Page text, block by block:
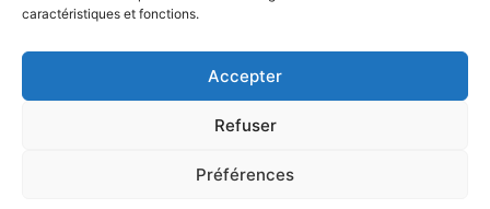
caractéristiques et fonctions.
Accepter
Refuser
Préférences